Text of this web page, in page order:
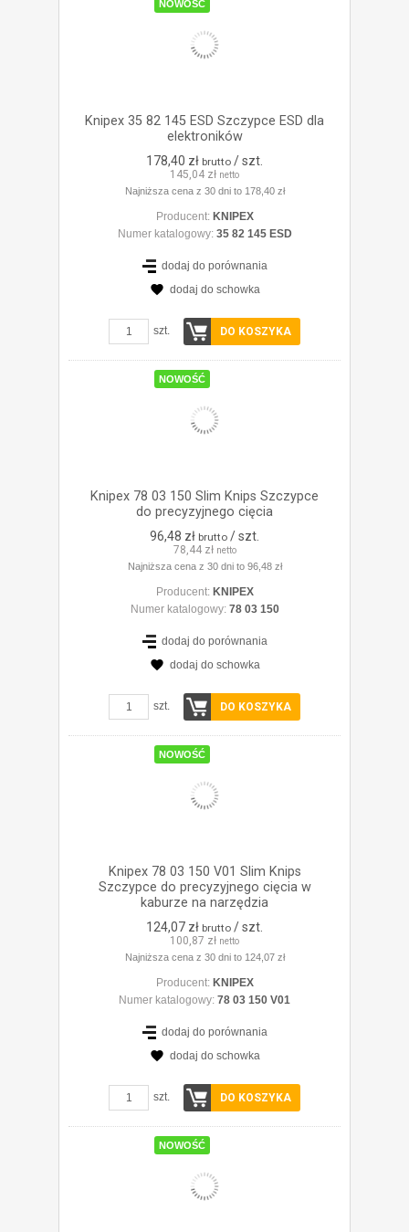
NOWOŚĆ
Knipex 35 82 145 ESD Szczypce ESD dla
elektroników
178,40 zł brutto / szt.
145,04 zł netto
Najniższa cena z 30 dni to 178,40 zł
Producent: KNIPEX
Numer katalogowy: 35 82 145 ESD
dodaj do porównania
dodaj do schowka
szt. DO KOSZYKA
NOWOŚĆ
Knipex 78 03 150 Slim Knips Szczypce
do precyzyjnego cięcia
96,48 zł brutto / szt.
78,44 zł netto
Najniższa cena z 30 dni to 96,48 zł
Producent: KNIPEX
Numer katalogowy: 78 03 150
dodaj do porównania
dodaj do schowka
szt. DO KOSZYKA
NOWOŚĆ
Knipex 78 03 150 V01 Slim Knips
Szczypce do precyzyjnego cięcia w
kaburze na narzędzia
124,07 zł brutto / szt.
100,87 zł netto
Najniższa cena z 30 dni to 124,07 zł
Producent: KNIPEX
Numer katalogowy: 78 03 150 V01
dodaj do porównania
dodaj do schowka
szt. DO KOSZYKA
NOWOŚĆ